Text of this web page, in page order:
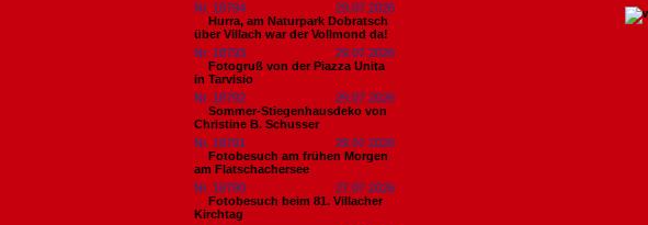
Nr. 18794
29.07.2026
Hurra, am Naturpark Dobratsch
über Villach war der Vollmond da!
Nr. 18793
29.07.2026
Fotogruß von der Piazza Unita
in Tarvisio
Nr. 18792
29.07.2026
Sommer-Stiegenhausdeko von
Christine B. Schusser
Nr. 18791
29.07.2026
Fotobesuch am frühen Morgen
am Flatschachersee
Nr. 18790
27.07.2026
Fotobesuch beim 81. Villacher
Kirchtag